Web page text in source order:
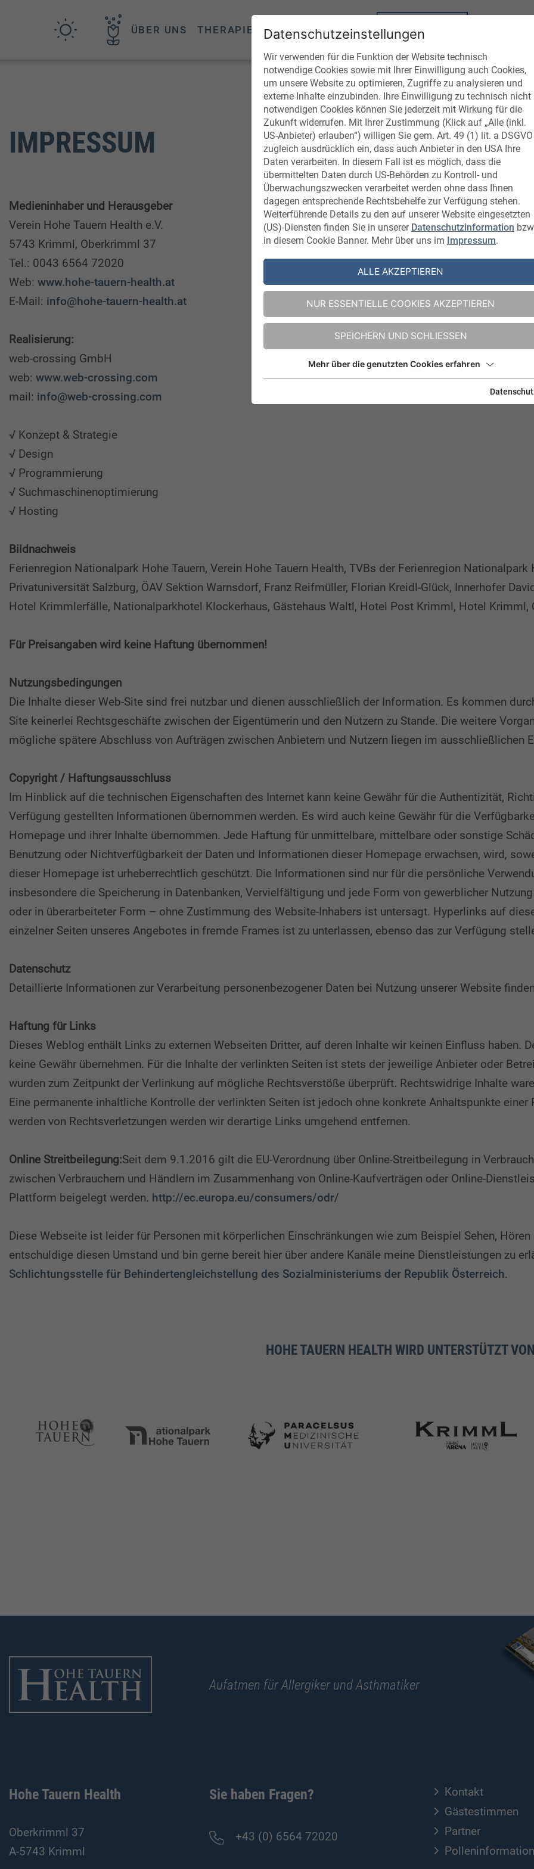
IMPRESSUM
Medieninhaber und Herausgeber
Verein Hohe Tauern Health e.V.
5743 Krimml, Oberkrimml 37
Tel.: 0043 6564 72020
Web: www.hohe-tauern-health.at
E-Mail: info@hohe-tauern-health.at
Realisierung:
web-crossing GmbH
web: www.web-crossing.com
mail: info@web-crossing.com
√ Konzept & Strategie
√ Design
√ Programmierung
√ Suchmaschinenoptimierung
√ Hosting
Bildnachweis
Ferienregion Nationalpark Hohe Tauern, Verein Hohe Tauern Health, TVBs der Ferienregion
Privatuniversität Salzburg, ÖAV Sektion Warnsdorf, Franz Reifmüller, Florian Kreidl-Glück, Innerhofer
Hotel Krimmlerfälle, Nationalparkhotel Klockerhaus, Gästehaus Waltl, Hotel Post Krimml, Hotel Krimml,
Für Preisangaben wird keine Haftung übernommen!
Nutzungsbedingungen
Die Inhalte dieser Web-Site sind frei nutzbar und dienen ausschließlich der Information. Es kommen
Site keinerlei Rechtsgeschäfte zwischen der Eigentümerin und den Nutzern zu Stande. Die weitere
mögliche spätere Abschluss von Aufträgen zwischen Anbietern und Nutzern liegen im ausschließlichen
Copyright / Haftungsausschluss
Im Hinblick auf die technischen Eigenschaften des Internet kann keine Gewähr für die Authentizität,
Verfügung gestellten Informationen übernommen werden. Es wird auch keine Gewähr für die
Homepage und ihrer Inhalte übernommen. Jede Haftung für unmittelbare, mittelbare oder sonstige
Benutzung oder Nichtverfügbarkeit der Daten und Informationen dieser Homepage erwachsen, wird,
dieser Homepage ist urheberrechtlich geschützt. Die Informationen sind nur für die persönliche
insbesondere die Speicherung in Datenbanken, Vervielfältigung und jede Form von gewerblicher
oder in überarbeiteter Form – ohne Zustimmung des Website-Inhabers ist untersagt. Hyperlinks auf
einzelner Seiten unseres Angebotes in fremde Frames ist zu unterlassen, ebenso das zur Verfügung
Datenschutz
Detaillierte Informationen zur Verarbeitung personenbezogener Daten bei Nutzung unserer Website
Haftung für Links
Dieses Weblog enthält Links zu externen Webseiten Dritter, auf deren Inhalte wir keinen Einfluss haben.
keine Gewähr übernehmen. Für die Inhalte der verlinkten Seiten ist stets der jeweilige Anbieter oder
wurden zum Zeitpunkt der Verlinkung auf mögliche Rechtsverstöße überprüft. Rechtswidrige Inhalte
Eine permanente inhaltliche Kontrolle der verlinkten Seiten ist jedoch ohne konkrete Anhaltspunkte
werden von Rechtsverletzungen werden wir derartige Links umgehend entfernen.
Online Streitbeilegung:Seit dem 9.1.2016 gilt die EU-Verordnung über Online-Streitbeilegung in
zwischen Verbrauchern und Händlern im Zusammenhang von Online-Kaufverträgen oder Online-
Plattform beigelegt werden. http://ec.europa.eu/consumers/odr/
Diese Webseite ist leider für Personen mit körperlichen Einschränkungen wie zum Beispiel Sehen,
entschuldige diesen Umstand und bin gerne bereit hier über andere Kanäle meine Dienstleistungen zu
Schlichtungsstelle für Behindertengleichstellung des Sozialministeriums der Republik Österreich.
HOHE TAUERN HEALTH WIRD UNTERSTÜTZT
Aufatmen für Allergiker und Asthmatiker
Hohe Tauern Health
Oberkrimml 37
A-5743 Krimml
Sie haben Fragen?
+43 (0) 6564 72020
Kontakt
Gästestimmen
Partner
Polleninformation
Datenschutzeinstellungen
Wir verwenden für die Funktion der Website technisch
notwendige Cookies sowie mit Ihrer Einwilligung auch Cookies,
um unsere Website zu optimieren, Zugriffe zu analysieren und
externe Inhalte einzubinden. Ihre Einwilligung zu technisch nicht
notwendigen Cookies können Sie jederzeit mit Wirkung für die
Zukunft widerrufen. Mit Ihrer Zustimmung (Klick auf „Alle (inkl.
US-Anbieter) erlauben“) willigen Sie gem. Art. 49 (1) lit. a DSGVO
zugleich ausdrücklich ein, dass auch Anbieter in den USA Ihre
Daten verarbeiten. In diesem Fall ist es möglich, dass die
übermittelten Daten durch US-Behörden zu Kontroll- und
Überwachungszwecken verarbeitet werden ohne dass Ihnen
dagegen entsprechende Rechtsbehelfe zur Verfügung stehen.
Weiterführende Details zu den auf unserer Website eingesetzten
(US)-Diensten finden Sie in unserer Datenschutzinformation
in diesem Cookie Banner. Mehr über uns im Impressum.
ALLE AKZEPTIEREN
NUR ESSENTIELLE COOKIES AKZEPTIEREN
SPEICHERN UND SCHLIESSEN
Mehr über die genutzten Cookies erfahren
ÜBER UNS THERAPIEPAKETE ANGEBOTE